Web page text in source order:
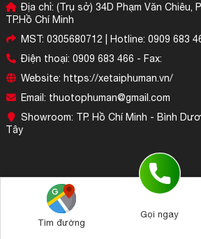
Địa chỉ: (Trụ sở) 34D Phạm Văn Chiêu,
TP.Hồ Chí Minh
MST: 0305680712 | Hotline: 0909 683
Điện thoại: 0909 683 466 - Fax:
Website: https://xetaiphuman.vn/
Email: thuotophuman@gmail.com
Showroom: TP. Hồ Chí Minh - Bình
Tây
Bấm để gọi (Tư vấn 24/7)
0909 683 466
Tìm đường
Gọi ngay